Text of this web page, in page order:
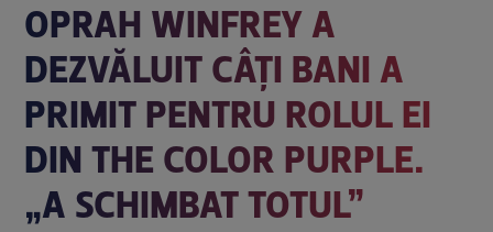
OPRAH WINFREY A
DEZVĂLUIT CÂȚI BANI A
PRIMIT PENTRU ROLUL EI
DIN THE COLOR PURPLE.
„A SCHIMBAT TOTUL”